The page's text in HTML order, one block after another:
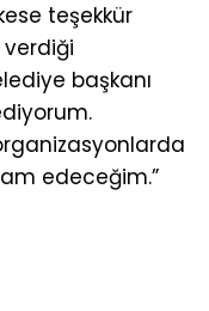
teşekkür
başkanı
edeceğim.”